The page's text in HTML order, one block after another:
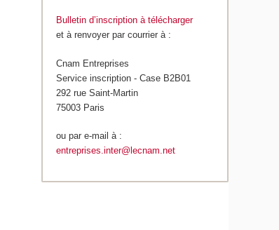
Bulletin d’inscription à télécharger
et à renvoyer par courrier à :
Cnam Entreprises
Service inscription - Case B2B01
292 rue Saint-Martin
75003 Paris
ou par e-mail à :
entreprises.inter@lecnam.net